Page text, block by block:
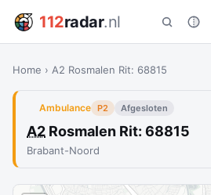
112radar.nl
Home › A2 Rosmalen Rit: 68815
Ambulance P2 Afgesloten
A2 Rosmalen Rit: 68815
Brabant-Noord